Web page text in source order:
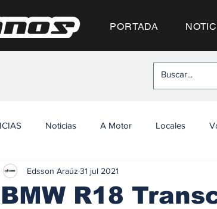
PORTADA
Noticias A Motor Locales
BMW R18
Edsson Araúz 31 jul 2021